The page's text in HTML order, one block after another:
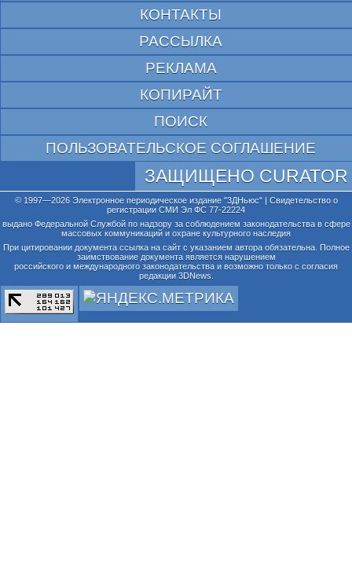
КОНТАКТЫ
РАССЫЛКА
РЕКЛАМА
КОПИРАЙТ
ПОИСК
ПОЛЬЗОВАТЕЛЬСКОЕ СОГЛАШЕНИЕ
ЗАЩИЩЕНО CURATOR
© 1997—2026 Электронное периодическое издание "3ДНьюс" | Свидетельство о
регистрации СМИ Эл ФС 77-22224
выдано Федеральной Службой по надзору за соблюдением законодательства в сфере
массовых коммуникаций и охране культурного наследия
При цитировании документа ссылка на сайт с указанием автора обязательна. Полное
заимствование документа является нарушением
российского и международного законодательства и возможно только с согласия
редакции 3DNews.